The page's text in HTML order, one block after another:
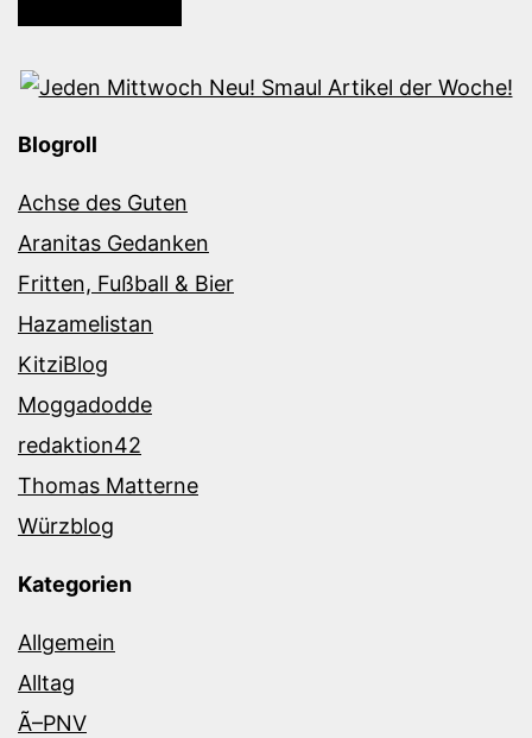
Blogroll
Achse des Guten
Aranitas Gedanken
Fritten, Fußball & Bier
Hazamelistan
KitziBlog
Moggadodde
redaktion42
Thomas Matterne
Würzblog
Kategorien
Allgemein
Alltag
Ã–PNV